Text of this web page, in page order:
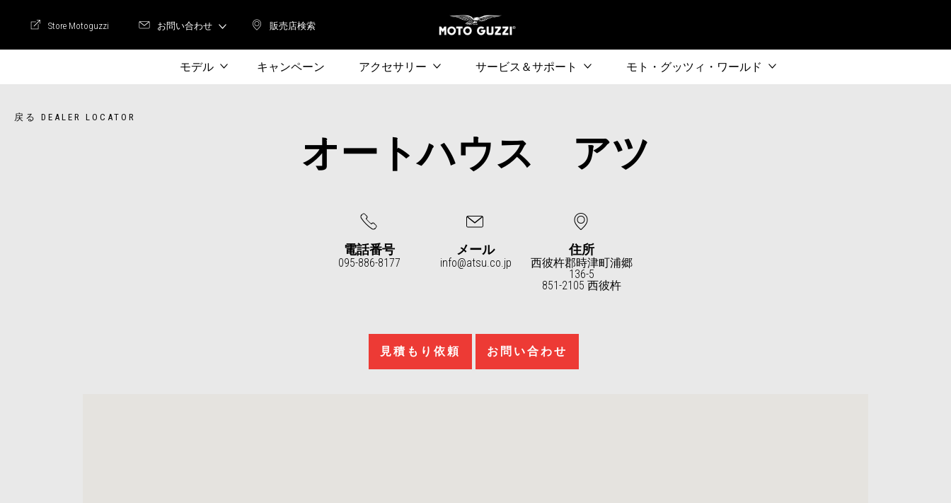
販売店検索
販売店検索
Store Motoguzzi
Store Motoguzzi お問い合わせ
モデル キャンペーン アクセサリー サービス＆サポート モト・グッツィ・ワールド
戻る DEALER LOCATOR
オートハウス アツ
電話番号
095-886-8177
メール
info@atsu.co.jp
住所
西彼杵郡時津町浦郷
136-5
851-2105 西彼杵
見積もり依頼 お問い合わせ